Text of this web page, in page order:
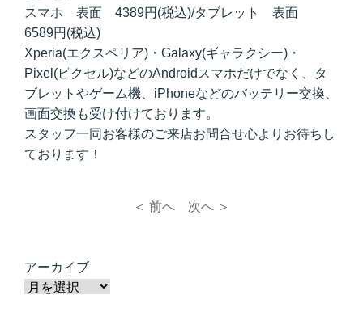
スマホ 表面 4389円(税込)/タブレット 表面
6589円(税込)
Xperia(エクスペリア)・Galaxy(ギャラクシー)・
Pixel(ピクセル)などのAndroidスマホだけでなく、タ
ブレットやゲーム機、iPhoneなどのバッテリー交換、
画面交換も受け付けております。
スタッフ一同お客様のご来店お問合せ心よりお待ちし
ております！
＜ 前へ 次へ ＞
アーカイブ